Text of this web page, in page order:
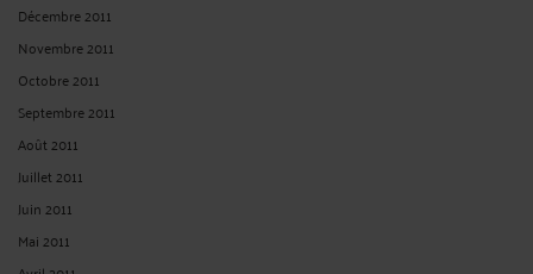
Décembre 2011
Novembre 2011
Octobre 2011
Septembre 2011
Août 2011
Juillet 2011
Juin 2011
Mai 2011